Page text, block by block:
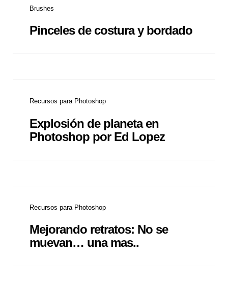
Brushes
Pinceles de costura y bordado
Recursos para Photoshop
Explosión de planeta en
Photoshop por Ed Lopez
Recursos para Photoshop
Mejorando retratos: No se
muevan… una mas..